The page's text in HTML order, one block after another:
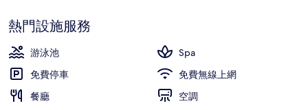
10，
深
受
旅
客
喜
熱門設施服務
游泳池
Spa
免費停車
免費無線上網
餐廳
空調